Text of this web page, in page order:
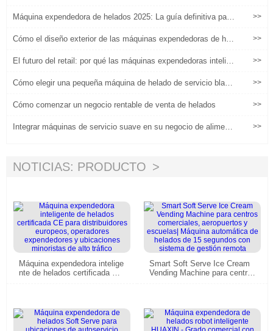
Máquina expendedora de helados 2025: La guía definitiva para
>>
Cómo el diseño exterior de las máquinas expendedoras de hela
>>
El futuro del retail: por qué las máquinas expendedoras intelige
>>
Cómo elegir una pequeña máquina de helado de servicio bland
>>
Cómo comenzar un negocio rentable de venta de helados >>
Integrar máquinas de servicio suave en su negocio de alimento
>>
NOTICIAS: PRODUCTO
Máquina expendedora intelige
nte de helados certificada CE
tráfico
Smart Soft Serve Ice Cream
Vending Machine para centro
con sistema de gestión remot
a